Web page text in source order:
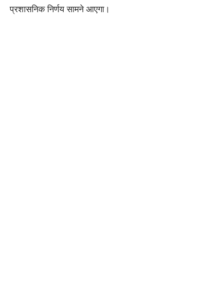
प्रशासनिक निर्णय सामने आएगा।